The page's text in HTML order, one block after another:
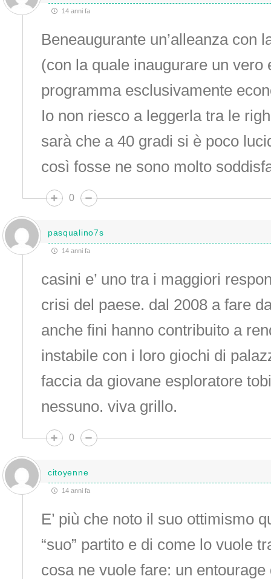
14 anni fa
Beneaugurante un’alleanza con
(con la quale inaugurare un vero
programma esclusivamente
Io non riesco a leggerla tra le
sarà che a 40 gradi si è poco
così fosse ne sono molto
0
pasqualino7s
14 anni fa
casini e’ uno tra i maggiori
crisi del paese. dal 2008 a fare
anche fini hanno contribuito a
instabile con i loro giochi di
faccia da giovane esploratore
nessuno. viva grillo.
0
citoyenne
14 anni fa
E’ più che noto il suo ottimismo
“suo” partito e di come lo vuole
cosa ne vuole fare: un entourage